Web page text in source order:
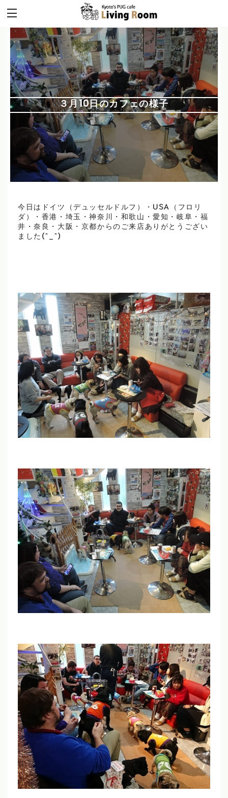
３月10日のカフェの様子
今日はドイツ（デュッセルドルフ）・USA（フロリ
ダ）・香港・埼玉・神奈川・和歌山・愛知・岐阜・福
井・奈良・大阪・京都からのご来店ありがとうござい
ました(^_^)